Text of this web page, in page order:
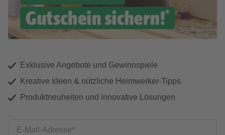
Exklusive Angebote und Gewinnspiele
Kreative Ideen & nützliche Heimwerker-Tipps
Produktneuheiten und innovative Lösungen
E-Mail-Adresse